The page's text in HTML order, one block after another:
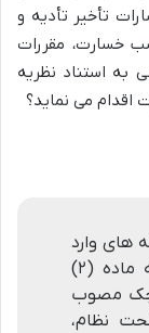
تأخیر تأدیه و
خسارت، مقررات
به استناد نظریه
اقدام می نماید؟
های وارد
شده …» مذکور در تبصره الحاقی به ماده (۲)
چک مصوب
نظام،